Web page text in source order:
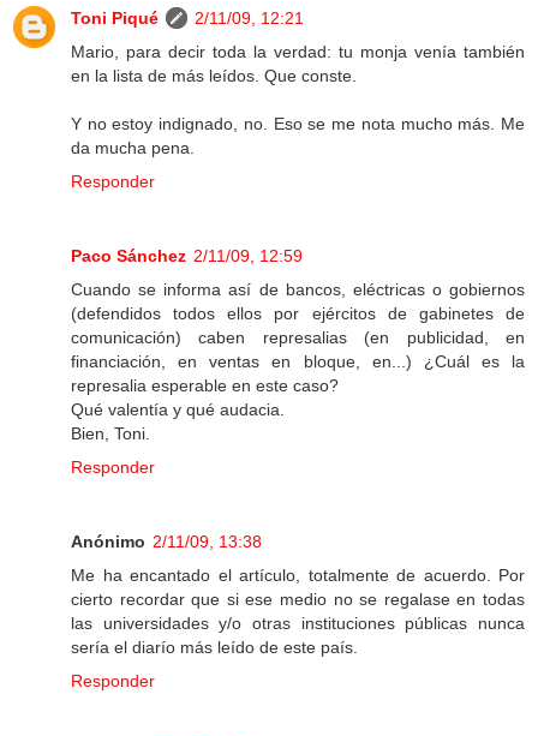
Toni Piqué
2/11/09, 12:21
Mario, para decir toda la verdad: tu monja venía también
en la lista de más leídos. Que conste.
Y no estoy indignado, no. Eso se me nota mucho más. Me
da mucha pena.
Responder
Paco Sánchez 2/11/09, 12:59
Cuando se informa así de bancos, eléctricas o gobiernos
(defendidos todos ellos por ejércitos de gabinetes de
comunicación) caben represalias (en publicidad, en
financiación, en ventas en bloque, en...) ¿Cuál es la
represalia esperable en este caso?
Qué valentía y qué audacia.
Bien, Toni.
Responder
Anónimo 2/11/09, 13:38
Me ha encantado el artículo, totalmente de acuerdo. Por
cierto recordar que si ese medio no se regalase en todas
las universidades y/o otras instituciones públicas nunca
sería el diarío más leído de este país.
Responder